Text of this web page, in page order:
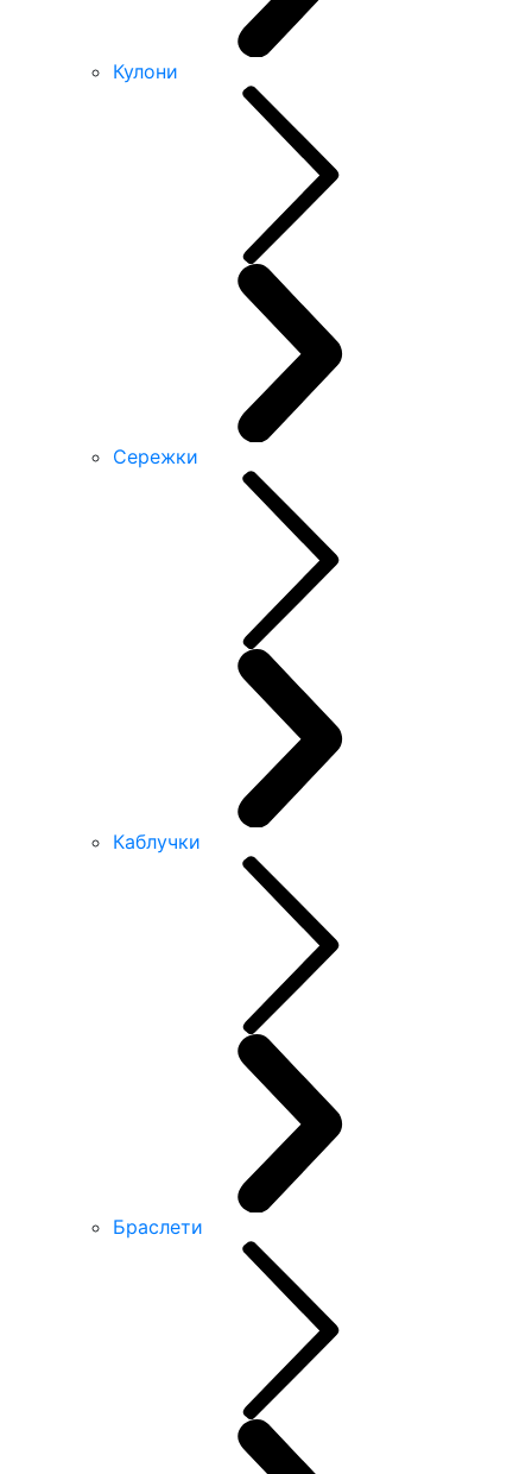
Кулони
Сережки
Каблучки
Браслети